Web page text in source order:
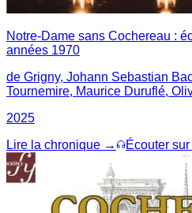
Notre-Dame sans Cochereau :
années 1970
de Grigny, Johann Sebastian
Tournemire, Maurice Duruflé,
2025
Lire la chronique →
Écouter